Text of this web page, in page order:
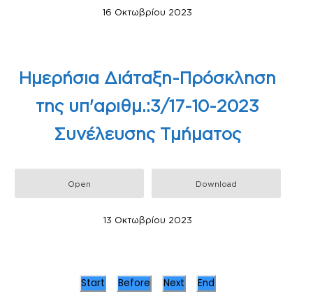
16 Οκτωβρίου 2023
Ημερήσια Διάταξη-Πρόσκληση
της υπ'αριθμ.:3/17-10-2023
Συνέλευσης Τμήματος
Open Download
13 Οκτωβρίου 2023
Start Before Next End